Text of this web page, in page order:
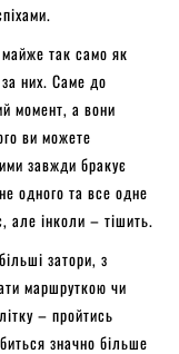
так само як
них. Саме до
момент, а вони
ви можете
завжди бракує
одного та все одне
але інколи – тішить.
затори, з
маршруткою чи
– пройтись
значно більше